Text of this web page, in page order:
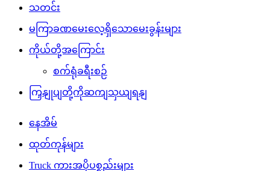
သတင်း
မကြာခဏမေးလေ့ရှိသောမေးခွန်းများ
ကိုယ်တို့အကြောင်း
စက်ရုံခရီးစဉ်
ကြှနျုပျတို့ကိုဆကျသှယျရနျ
နေအိမ်
ထုတ်ကုန်များ
Truck ကားအပိုပစ္စည်းများ